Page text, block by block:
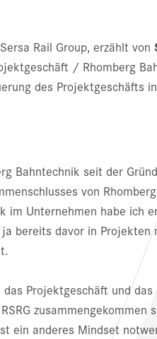
Rail Group, erzählt von
/ Rhomberg
des Projektgeschäfts
Bahntechnik seit der
von
im Unternehmen habe ich
bereits davor in Projekten
das Projektgeschäft und
zusammengekommen
ein anderes Mindset